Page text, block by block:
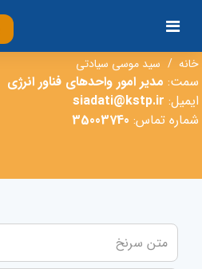
سید موسی سیادتی
خانه سید موسی سیادتی
سمت: مدیر امور واحدهای فناور انرژی
ایمیل: siadati@kstp.ir
شماره تماس: 35003740